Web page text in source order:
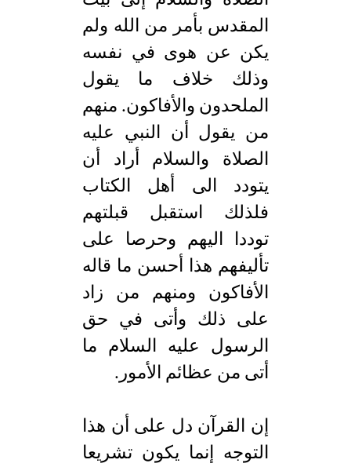
المقدس بأمر من الله ولم
يكن عن هوى في نفسه
وذلك خلاف ما يقول
الملحدون والأفاكون. منهم
من يقول أن النبي عليه
الصلاة والسلام أراد أن
يتودد الى أهل الكتاب
فلذلك استقبل قبلتهم
توددا اليهم وحرصا على
تأليفهم هذا أحسن ما قاله
الأفاكون ومنهم من زاد
على ذلك وأتى في حق
الرسول عليه السلام ما
أتى من عظائم الأمور.
إن القرآن دل على أن هذا
التوجه إنما يكون تشريعا